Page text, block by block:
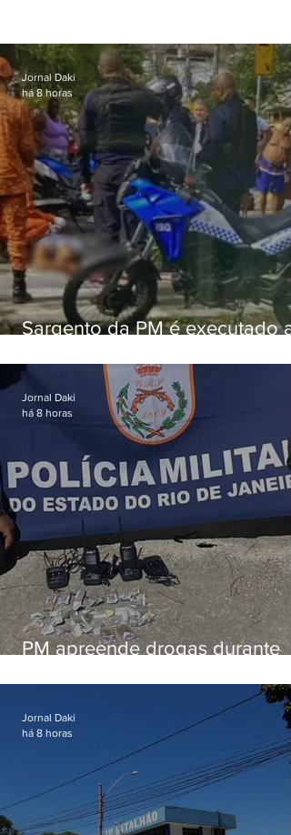
Sargento da PM é executado a
em Vaz Lobo
Jornal Daki
há 8 horas
PM apreende drogas durante
Jornal Daki
há 8 horas
Jornal Daki
há 8 horas